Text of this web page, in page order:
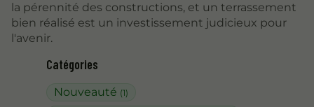
Catégories
Nouveauté (1)
la pérennité des constructions, et un terrassement
bien réalisé est un investissement judicieux pour
l'avenir.